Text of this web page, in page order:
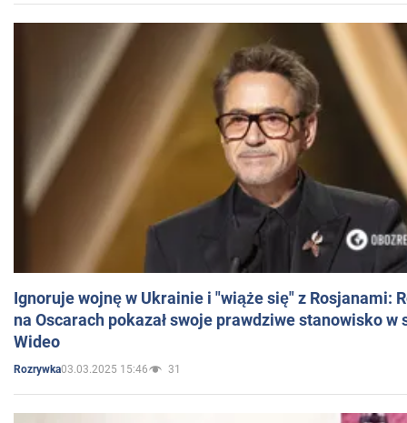
Ignoruje wojnę w Ukrainie i "wiąże się" z Rosjanami:
na Oscarach pokazał swoje prawdziwe stanowisko w
Wideo
Rozrywka03.03.2025 15:46 31